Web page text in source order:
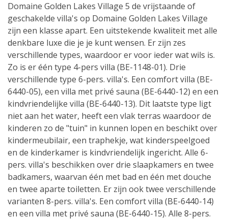
Domaine Golden Lakes Village 5 de vrijstaande of
geschakelde villa's op Domaine Golden Lakes Village
zijn een klasse apart. Een uitstekende kwaliteit met alle
denkbare luxe die je je kunt wensen. Er zijn zes
verschillende types, waardoor er voor ieder wat wils is.
Zo is er één type 4-pers villa (BE-1148-01). Drie
verschillende type 6-pers. villa's. Een comfort villa (BE-
6440-05), een villa met privé sauna (BE-6440-12) en een
kindvriendelijke villa (BE-6440-13). Dit laatste type ligt
niet aan het water, heeft een vlak terras waardoor de
kinderen zo de "tuin" in kunnen lopen en beschikt over
kindermeubilair, een traphekje, wat kinderspeelgoed
en de kinderkamer is kindvriendelijk ingericht. Alle 6-
pers. villa's beschikken over drie slaapkamers en twee
badkamers, waarvan één met bad en één met douche
en twee aparte toiletten. Er zijn ook twee verschillende
varianten 8-pers. villa's. Een comfort villa (BE-6440-14)
en een villa met privé sauna (BE-6440-15). Alle 8-pers.